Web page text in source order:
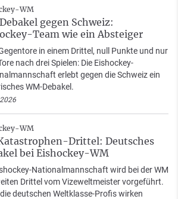
WM
gegen Schweiz:
Team wie ein Absteiger
in einem Drittel, null Punkte und nur
nach drei Spielen: Die Eishockey-
erlebt gegen die Schweiz ein
WM-Debakel.
WM
Drittel: Deutsches
bei Eishockey-WM
Nationalmannschaft wird bei der WM
Drittel vom Vizeweltmeister vorgeführt.
deutschen Weltklasse-Profis wirken